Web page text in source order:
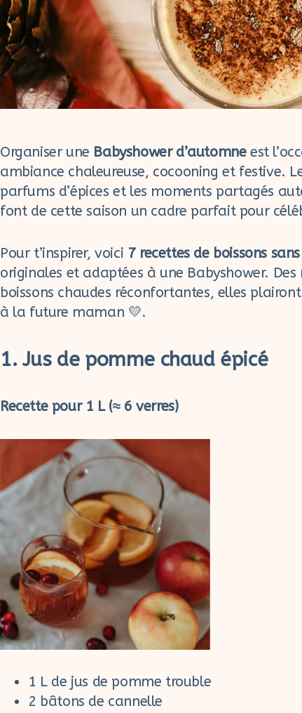
Organiser une Babyshower d’automneest
ambiance chaleureuse, cocooning et festive.
parfums d’épices et les moments partagés
font de cette saison un cadre parfait pour
Pour t’inspirer, voici 7 recettes de boissons
originales et adaptées à une Babyshower.
boissons chaudes réconfortantes, elles
à la future maman 💛.
1. Jus de pomme chaud épicé
Recette pour 1 L (≈ 6 verres)
1 L de jus de pomme trouble
2 bâtons de cannelle